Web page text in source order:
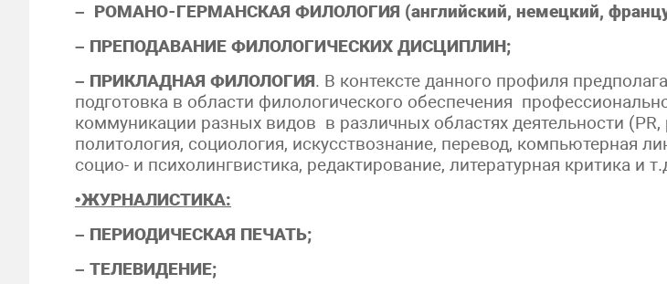
– РОМАНО-ГЕРМАНСКАЯ ФИЛОЛОГИЯ (английский, немецкий,
­­– ПРЕПОДАВАНИЕ ФИЛОЛОГИЧЕСКИХ ДИСЦИПЛИН;
­– ПРИКЛАДНАЯ ФИЛОЛОГИЯ. В контексте данного профиля
подготовка в области филологического обеспечения
коммуникации разных видов в различных областях деятельности (PR,
политология, социология, искусствознание, перевод, компьютерная
социо- и психолингвистика, редактирование, литературная критика и
•ЖУРНАЛИСТИКА:
– ПЕРИОДИЧЕСКАЯ ПЕЧАТЬ;
– ТЕЛЕВИДЕНИЕ;